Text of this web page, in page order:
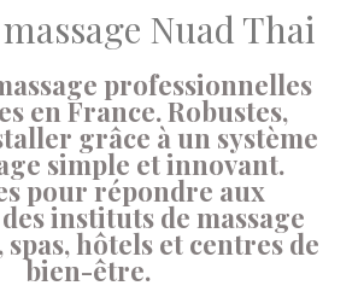
Nuad Thai
professionnelles
en France. Robustes,
grâce à un système
simple et innovant.
pour répondre aux
instituts de massage
hôtels et centres de
bien-être.